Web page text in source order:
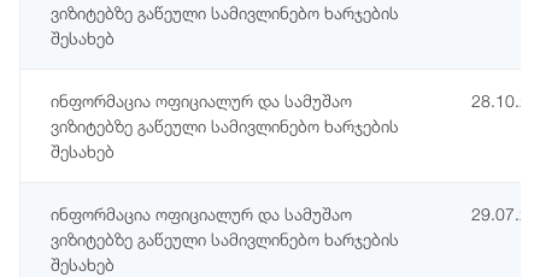
ვიზიტებზე გაწეული სამივლინებო ხარჯების
შესახებ
ინფორმაცია ოფიციალურ და სამუშაო
ვიზიტებზე გაწეული სამივლინებო ხარჯების
შესახებ
ინფორმაცია ოფიციალურ და სამუშაო
ვიზიტებზე გაწეული სამივლინებო ხარჯების
შესახებ